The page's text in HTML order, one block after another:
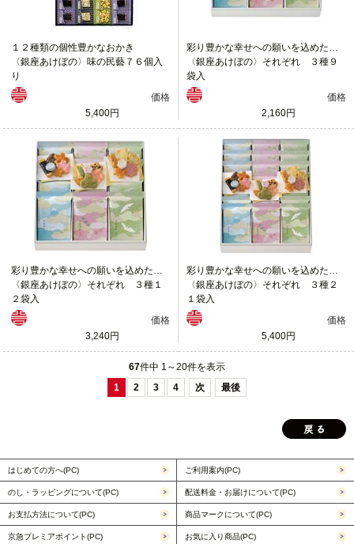
１２種類の個性豊かなおかき
〈銀座あけぼの〉味の民藝７６個入
り
価格
5,400円
彩り豊かな幸せへの願いを込めたおかき「それぞれ」
〈銀座あけぼの〉それぞれ ３種９
袋入
価格
2,160円
彩り豊かな幸せへの願いを込めたおかき「それぞれ」
〈銀座あけぼの〉それぞれ ３種１
２袋入
価格
3,240円
彩り豊かな幸せへの願いを込めたおかき「それぞれ」
〈銀座あけぼの〉それぞれ ３種２
１袋入
価格
5,400円
67件中 1～20件を表示
1
2 3 4 次 最後
はじめての方へ(PC) ご利用案内(PC)
のし・ラッピングについて(PC) 配送料金・お届けについて(PC)
お支払方法について(PC) 商品マークについて(PC)
京急プレミアポイント(PC) お気に入り商品(PC)